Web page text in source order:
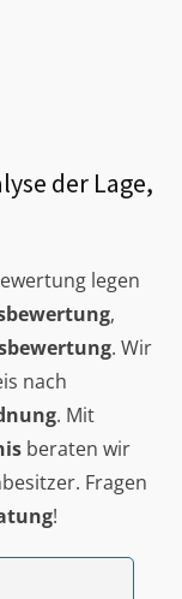
der Lage,
legen
,
. Wir
nach
. Mit
beraten wir
Fragen
!